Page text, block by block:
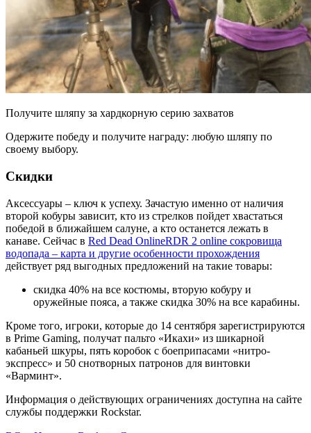
Получите шляпу за хардкорную серию захватов
Одержите победу и получите награду: любую шляпу по
своему выбору.
Скидки
Аксессуары – ключ к успеху. Зачастую именно от наличия
второй кобуры зависит, кто из стрелков пойдет хвастаться
победой в ближайшем салуне, а кто останется лежать в
канаве. Сейчас в Red Dead OnlineRDR 2 online сокровища
водопада – карта и другие особенности прохождения
действует ряд выгодных предложений на такие товары:
скидка 40% на все костюмы, вторую кобуру и
оружейные пояса, а также скидка 30% на все карабины.
Кроме того, игроки, которые до 14 сентября зарегистрируются
в Prime Gaming, получат пальто «Икахи» из шикарной
кабаньей шкуры, пять коробок с боеприпасами «нитро-
экспресс» и 50 снотворных патронов для винтовки
«Варминт».
Информация о действующих ограничениях доступна на сайте
службы поддержки Rockstar.